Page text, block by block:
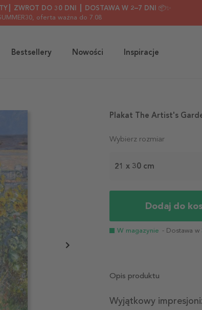
ZWROT DO 30 DNI ┃ DOSTAWA W 2–7 DNI 📦✨
, oferta ważna do 7.08
Bestsellery Nowości Inspiracje
Wybierz rozmiar
21 x 30 cm
Dodaj do
W magazynie - Dostawa w
Plakat The Artist's
Opis produktu
Wyjątkowy